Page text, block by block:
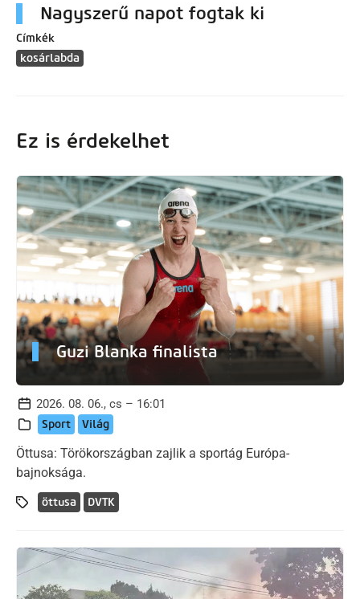
Nagyszerű napot fogtak ki
Címkék
kosárlabda
Ez is érdekelhet
Guzi Blanka finalista
2026. 08. 06., cs – 16:01
Sport Világ
Öttusa: Törökországban zajlik a sportág Európa-
bajnoksága.
öttusa DVTK